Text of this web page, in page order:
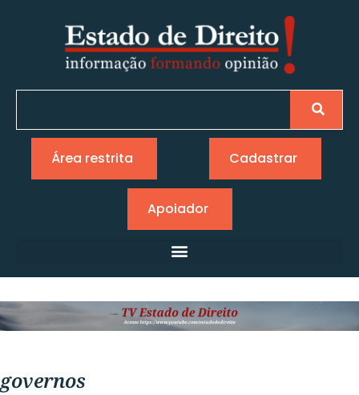
Área restrita Cadastrar
Apoiador
governos